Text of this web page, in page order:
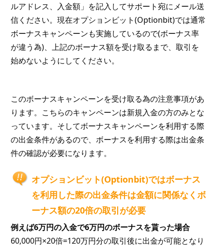
ルアドレス、入金額」を記入してサポート宛にメール送
信ください。現在オプションビット(Optionbit)では通常
ボーナスキャンペーンも実施しているので(ボーナス率
が違う為)、上記のボーナス額を受け取るまで、取引を
始めないようにしてください。
このボーナスキャンペーンを受け取る為の注意事項があ
ります。こちらのキャンペーンは新規入金の方のみとな
っています。そしてボーナスキャンペーンを利用する際
の出金条件があるので、ボーナスを利用する際は出金条
件の確認が必要になります。
オプションビット(Optionbit)ではボーナス
を利用した際の出金条件は金額に関係なくボ
ーナス額の20倍の取引が必要
例えば6万円の入金で6万円のボーナスを貰った場合
60,000円×20倍=120万円分の取引後に出金が可能となり